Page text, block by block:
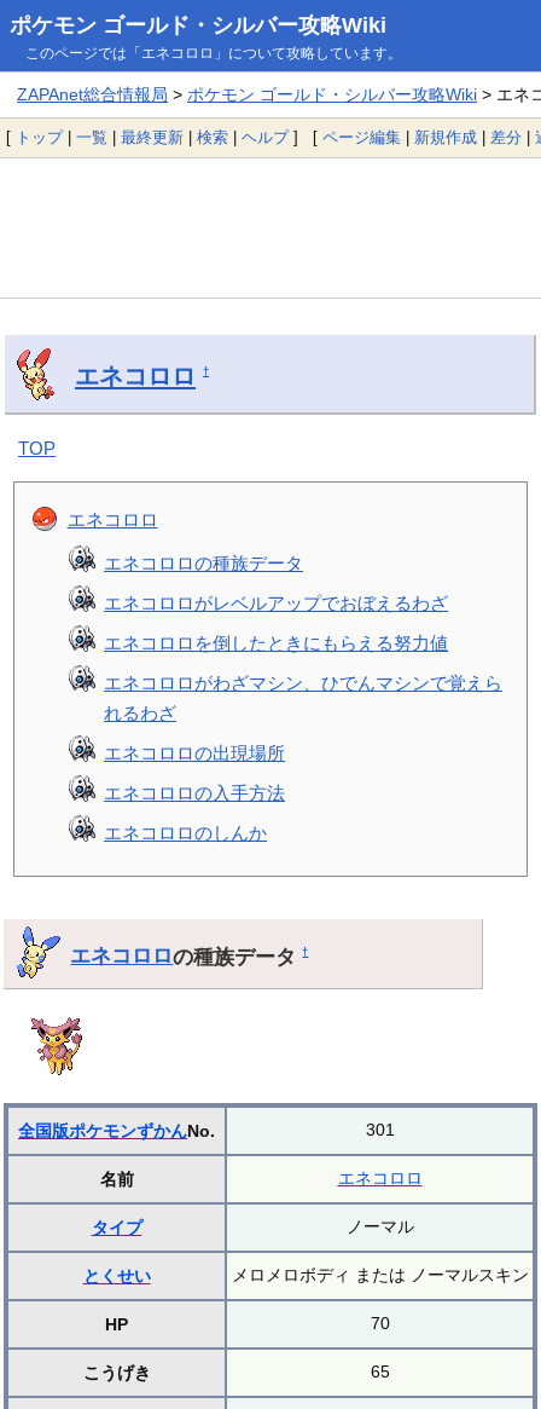
ポケモン ゴールド・シルバー攻略Wiki
このページでは「エネコロロ」について攻略しています。
ZAPAnet総合情報局 > ポケモン ゴールド・シルバー攻略Wiki> エネ
[ トップ| 一覧 | 最終更新 | 検索 | ヘルプ] [ ページ編集 | 新規作成 | 差分 |
エネコロロ †
TOP
エネコロロ
エネコロロの種族データ
エネコロロがレベルアップでおぼえるわざ
エネコロロを倒したときにもらえる努力値
エネコロロがわざマシン、ひでんマシンで覚えら
れるわざ
エネコロロの出現場所
エネコロロの入手方法
エネコロロのしんか
エネコロロの種族データ†
全国版ポケモンずかんNo. 301
名前 エネコロロ
タイプ ノーマル
とくせい メロメロボディ または ノーマルスキン
HP 70
こうげき 65